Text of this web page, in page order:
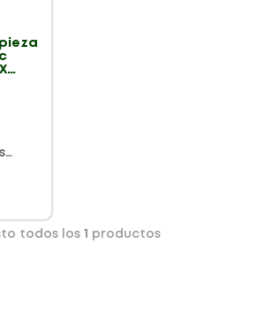
todos los productos